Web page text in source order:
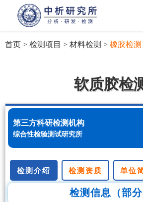
首页 > 检测项目 > 材料检测 > 橡胶检测
软质胶检
第三方科研检测机构
综合性检验测试研究所
检测介绍 检测资质 单位
检测信息（部分